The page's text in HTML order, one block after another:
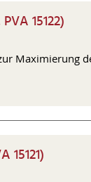
15122)
Maximierung